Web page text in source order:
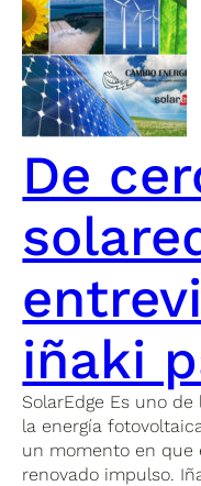
De
iñaki
SolarEdge Es uno
la energía
un momento en que
renovado impulso.